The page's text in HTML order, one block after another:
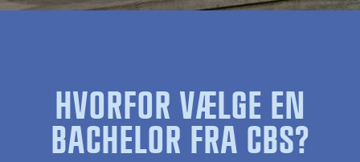
HVORFOR VÆLGE EN
BACHELOR FRA CBS?